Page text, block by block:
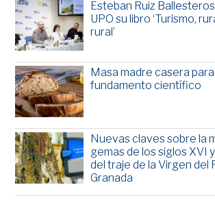
Esteban Ruiz
UPO su libro ‘Turismo,
rural’
Masa madre casera
fundamento científico
Nuevas claves sobre la
gemas de los siglos XVI
del traje de la Virgen del
Granada